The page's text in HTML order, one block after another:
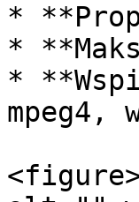
*
*
*
mpeg4,